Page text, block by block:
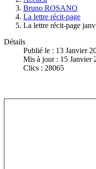
Bruno ROSANO
La lettre récit-page
La lettre récit-page
Détails
Publié le : 13 Janvier
Mis à jour : 15 Janvier
Clics : 28065